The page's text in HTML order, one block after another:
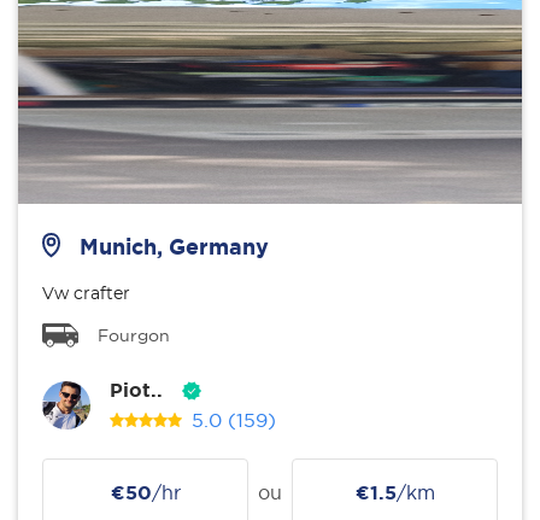
Munich, Germany
Vw crafter
Fourgon
Piot..
5.0 (159)
€50/hr ou €1.5/km